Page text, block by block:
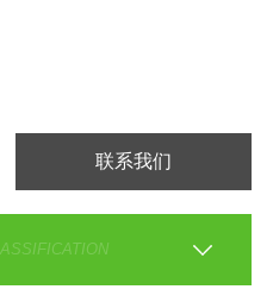
联系我们